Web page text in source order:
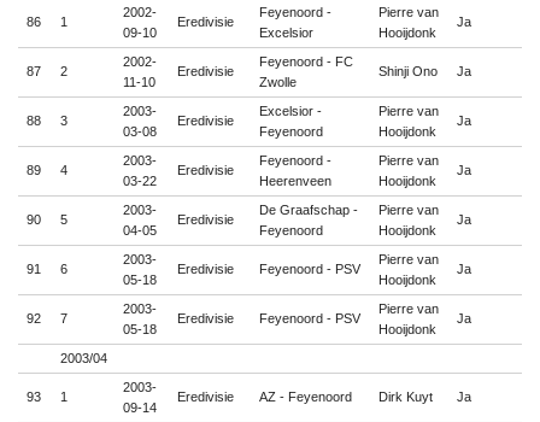
86 1
2002-
09-10
Eredivisie
Feyenoord -
Excelsior
Pierre van
Hooijdonk
Ja
87 2
2002-
11-10
Eredivisie
Feyenoord - FC
Zwolle
Shinji Ono Ja
88 3
2003-
03-08
Eredivisie
Excelsior -
Feyenoord
Pierre van
Hooijdonk
Ja
89 4
2003-
03-22
Eredivisie
Feyenoord -
Heerenveen
Pierre van
Hooijdonk
Ja
90 5
2003-
04-05
Eredivisie
De Graafschap -
Feyenoord
Pierre van
Hooijdonk
Ja
91 6
2003-
05-18
Eredivisie Feyenoord - PSV
Pierre van
Hooijdonk
Ja
92 7
2003-
05-18
Eredivisie Feyenoord - PSV
Pierre van
Hooijdonk
Ja
2003/04
93 1
2003-
09-14
Eredivisie AZ - Feyenoord Dirk Kuyt Ja